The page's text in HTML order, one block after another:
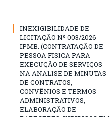
INEXIGIBILIDADE DE
LICITAÇÃO Nº 003/2026-
IPMB. (CONTRATAÇÃO DE
PESSOA FISICA PARA
EXECUÇÃO DE SERVIÇOS
NA ANALISE DE MINUTAS
DE CONTRATOS,
CONVÊNIOS E TERMOS
ADMINISTRATIVOS,
ELABORAÇÃO DE